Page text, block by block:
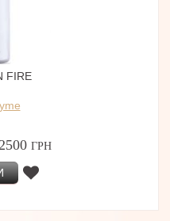
FIRE
ГРН